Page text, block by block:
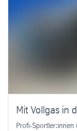
Mit Vollgas in
Profi-